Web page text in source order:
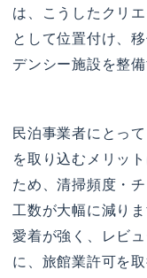
は、こうしたクリ
として位置付け、
デンシー施設を整
民泊事業者にとっ
を取り込むメリッ
ため、清掃頻度・
工数が大幅に減り
愛着が強く、レビ
に、旅館業許可を